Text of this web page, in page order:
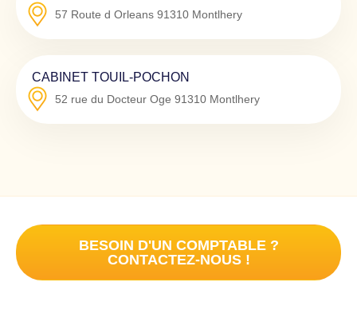
57 Route d Orleans 91310 Montlhery
CABINET TOUIL-POCHON
52 rue du Docteur Oge 91310 Montlhery
BESOIN D'UN COMPTABLE ?
CONTACTEZ-NOUS !